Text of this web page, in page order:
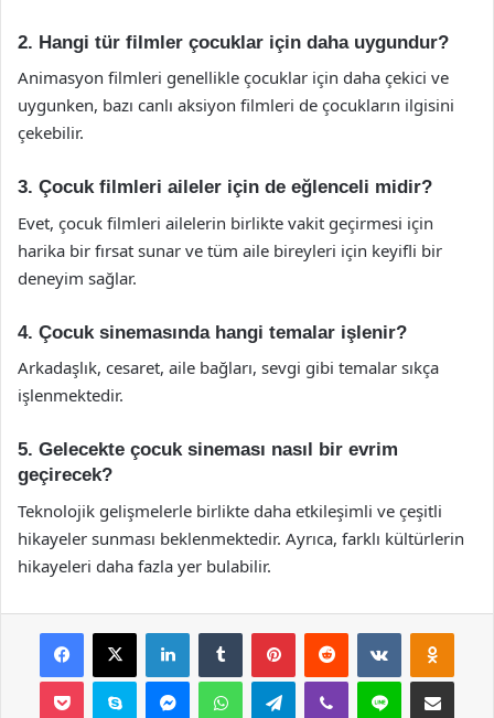
2. Hangi tür filmler çocuklar için daha uygundur?
Animasyon filmleri genellikle çocuklar için daha çekici ve
uygunken, bazı canlı aksiyon filmleri de çocukların ilgisini
çekebilir.
3. Çocuk filmleri aileler için de eğlenceli midir?
Evet, çocuk filmleri ailelerin birlikte vakit geçirmesi için
harika bir fırsat sunar ve tüm aile bireyleri için keyifli bir
deneyim sağlar.
4. Çocuk sinemasında hangi temalar işlenir?
Arkadaşlık, cesaret, aile bağları, sevgi gibi temalar sıkça
işlenmektedir.
5. Gelecekte çocuk sineması nasıl bir evrim
geçirecek?
Teknolojik gelişmelerle birlikte daha etkileşimli ve çeşitli
hikayeler sunması beklenmektedir. Ayrıca, farklı kültürlerin
hikayeleri daha fazla yer bulabilir.
Facebook
X LinkedInTumblr PinterestReddit VKontakte
Pocket Skype MessengerWhatsAppTelegramViber Line E-Posta ile